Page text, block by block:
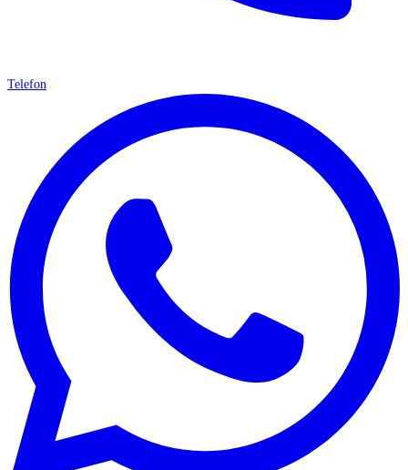
Telefon